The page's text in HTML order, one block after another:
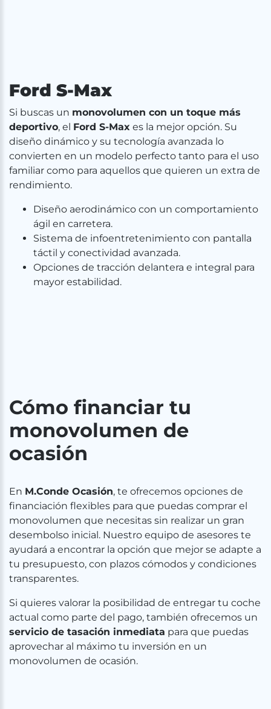
Ford S-Max
Si buscas un monovolumen con un toque más
deportivo, el Ford S-Max es la mejor opción. Su
diseño dinámico y su tecnología avanzada lo
convierten en un modelo perfecto tanto para el uso
familiar como para aquellos que quieren un extra de
rendimiento.
Diseño aerodinámico con un comportamiento
ágil en carretera.
Sistema de infoentretenimiento con pantalla
táctil y conectividad avanzada.
Opciones de tracción delantera e integral para
mayor estabilidad.
Cómo financiar tu
monovolumen de
ocasión
En M.Conde Ocasión, te ofrecemos opciones de
financiación flexibles para que puedas comprar el
monovolumen que necesitas sin realizar un gran
desembolso inicial. Nuestro equipo de asesores te
ayudará a encontrar la opción que mejor se adapte a
tu presupuesto, con plazos cómodos y condiciones
transparentes.
Si quieres valorar la posibilidad de entregar tu coche
actual como parte del pago, también ofrecemos un
servicio de tasación inmediata para que puedas
aprovechar al máximo tu inversión en un
monovolumen de ocasión.